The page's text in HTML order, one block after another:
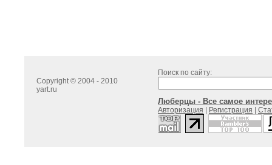
Copyright © 2004 - 2010
yart.ru
Поиск по сайту:
Люберцы - Все самое
Авторизация Регистрация